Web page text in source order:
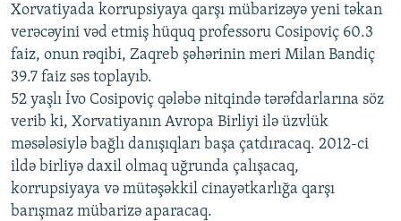
FOTOQALEREYA
İNFOQRAFIKA
KARIKATURA
OXU ZALI
AZƏRBAYCAN ƏDƏBIYYATI KITABXANASI
İSLAM VƏ DEMOKRATIYA
İZ - MƏDƏNIYYƏT PROQRAMI
HAQQIMIZDA
MISSIYAMIZ
PEŞƏ ETIKASI VƏ JURNALISTIKA STANDARTLARIMIZ
MATERIALLARIMIZDAN ISTIFADƏ
AZADLIQRADIOSU MOBIL TELEFONUNUZDA
BIZIMLƏ ƏLAQƏ
XƏBƏR BÜLLETENLƏRIMIZ
BIZI IZLƏ
RFE/RL-in bütün saytları
Xorvatiyada korrupsiyaya qarşı mübarizəyə yeni təkan
verəcəyini vəd etmiş hüquq professoru Cosipoviç 60.3
faiz, onun rəqibi, Zaqreb şəhərinin meri Milan Bandiç
39.7 faiz səs toplayıb.
52 yaşlı İvo Cosipoviç qələbə nitqində tərəfdarlarına söz
verib ki, Xorvatiyanın Avropa Birliyi ilə üzvlük
məsələsiylə bağlı danışıqları başa çatdıracaq. 2012-ci
ildə birliyə daxil olmaq uğrunda çalışacaq,
korrupsiyaya və mütəşəkkil cinayətkarlığa qarşı
barışmaz mübarizə aparacaq.